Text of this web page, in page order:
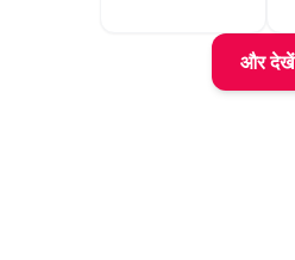
और देखें